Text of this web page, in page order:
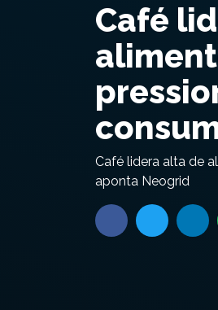
Café
Café lidera alta de
aponta Neogrid